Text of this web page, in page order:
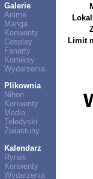
Galerie
Anime
Manga
Konwenty
Cosplay
Fanarty
Komiksy
Wydarzenia
Plikownia
Nihon
Konwenty
Media
Teledyski
Zwiastuny
Kalendarz
Rynek
Konwenty
Wydarzenia
Limit